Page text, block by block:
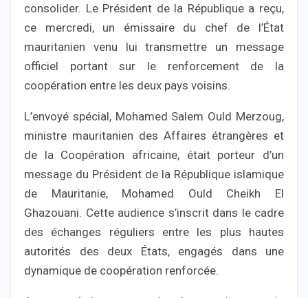
consolider. Le Président de la République a reçu,
ce mercredi, un émissaire du chef de l’État
mauritanien venu lui transmettre un message
officiel portant sur le renforcement de la
coopération entre les deux pays voisins.
L’envoyé spécial, Mohamed Salem Ould Merzoug,
ministre mauritanien des Affaires étrangères et
de la Coopération africaine, était porteur d’un
message du Président de la République islamique
de Mauritanie, Mohamed Ould Cheikh El
Ghazouani. Cette audience s’inscrit dans le cadre
des échanges réguliers entre les plus hautes
autorités des deux États, engagés dans une
dynamique de coopération renforcée.